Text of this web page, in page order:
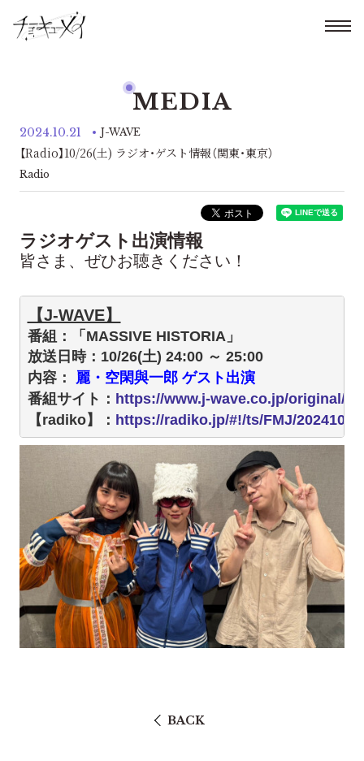
MEDIA
2024.10.21 J-WAVE
【Radio】10/26(土) ラジオ・ゲスト情報（関東・東京）
Radio
ラジオゲスト出演情報
皆さま、ぜひお聴きください！
【J-WAVE】
番組：「MASSIVE HISTORIA」
放送日時：10/26(土) 24:00 ～ 25:00
内容：
麗・空閑與一郎 ゲスト 出演
番組サイト： https://www.j-wave.co.jp/original/
【radiko】： https://radiko.jp/#!/ts/FMJ/
BACK